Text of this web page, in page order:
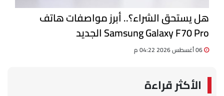
هل يستحق الشراء؟.. أبرز مواصفات هاتف
Samsung Galaxy F70 Pro الجديد
الأكثر قراءة